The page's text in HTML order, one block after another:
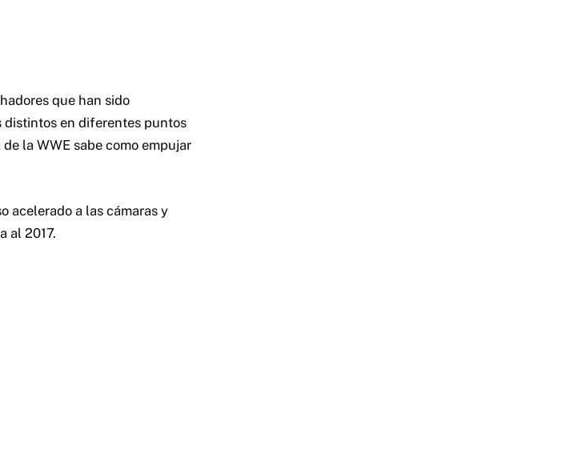
que han sido
distintos en diferentes puntos
la WWE sabe como empujar
acelerado a las cámaras y
al 2017.